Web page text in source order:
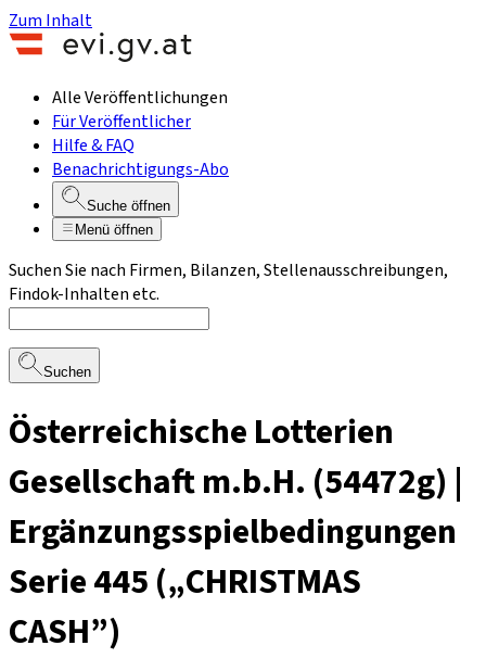
Zum Inhalt
Alle Veröffentlichungen
Für Veröffentlicher
Hilfe & FAQ
Benachrichtigungs-Abo
Suche öffnen
Menü öffnen
Suchen Sie nach Firmen, Bilanzen, Stellenausschreibungen,
Findok-Inhalten etc.
Suchen
Österreichische Lotterien
Gesellschaft m.b.H. (54472g) |
Ergänzungsspielbedingungen
Serie 445 („CHRISTMAS
CASH”)